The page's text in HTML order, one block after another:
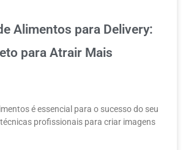
Alimentos para Delivery:
para Atrair Mais
é essencial para o sucesso do seu
profissionais para criar imagens